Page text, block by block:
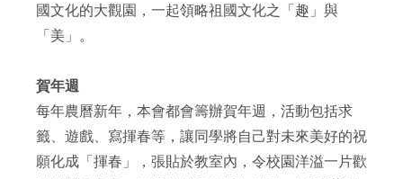
國文化的大觀園，一起領略祖國文化之「趣」與
「美」。
賀年週
每年農曆新年，本會都會籌辦賀年週，活動包括求
籤、遊戲、 寫揮春等，讓同學將自己對未來美好的祝
願化成「揮春」， 張貼於教室內，令校園洋溢一片歡